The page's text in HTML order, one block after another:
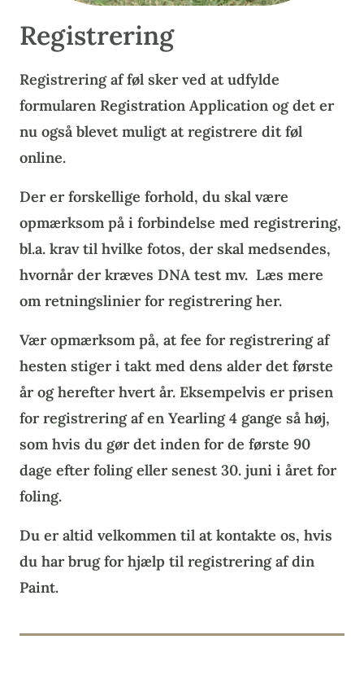
Registrering
Registrering af føl sker ved at udfylde
formularen Registration Application og det er
nu også blevet muligt at registrere dit føl
online.
Der er forskellige forhold, du skal være
opmærksom på i forbindelse med registrering,
bl.a. krav til hvilke fotos, der skal medsendes,
hvornår der kræves DNA test mv. Læs mere
om retningslinier for registrering her.
Vær opmærksom på, at fee for registrering af
hesten stiger i takt med dens alder det første
år og herefter hvert år. Eksempelvis er prisen
for registrering af en Yearling 4 gange så høj,
som hvis du gør det inden for de første 90
dage efter foling eller senest 30. juni i året for
foling.
Du er altid velkommen til at kontakte os, hvis
du har brug for hjælp til registrering af din
Paint.